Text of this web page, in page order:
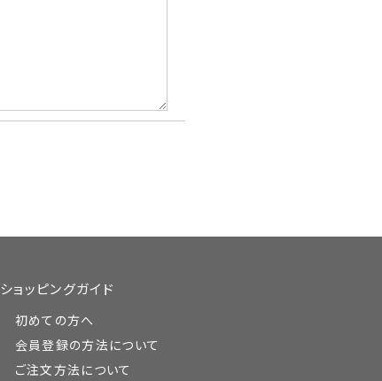
ショッピングガイド
初めての方へ
会員登録の方法について
ご注文方法について